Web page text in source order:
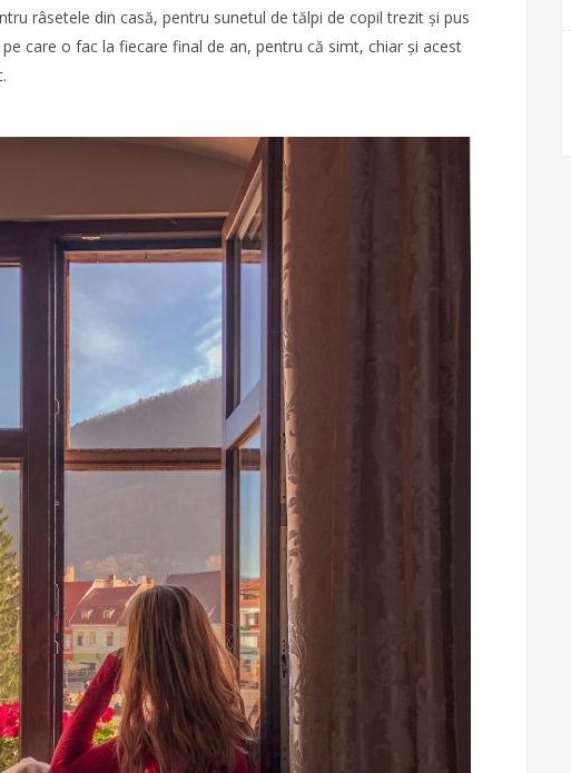
râsetele din casă, pentru sunetul de tălpi de copil trezit și pus
care o fac la fiecare final de an, pentru că simt, chiar și acest